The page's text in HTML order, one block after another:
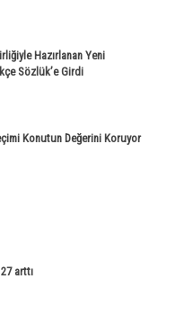
Hazırlanan Yeni
Sözlük’e Girdi
Konutun Değerini Koruyor
arttı